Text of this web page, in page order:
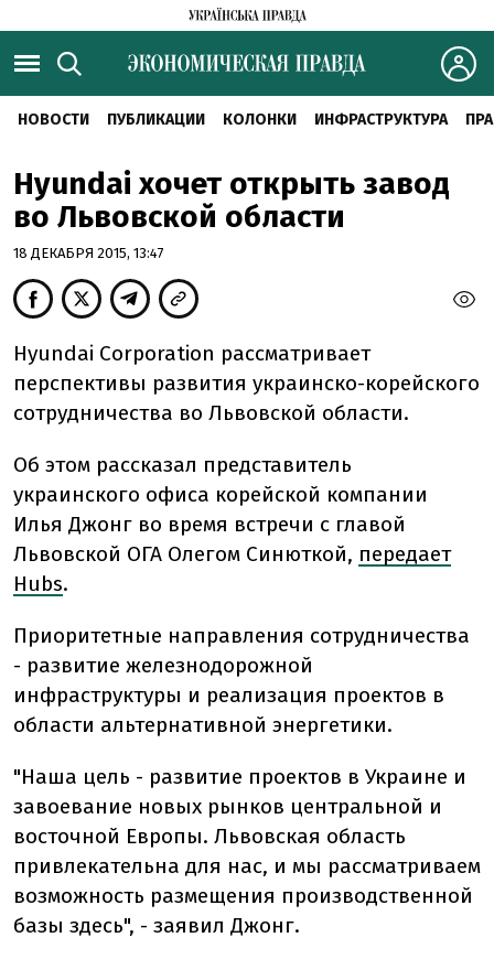
НОВОСТИ ПУБЛИКАЦИИ КОЛОНКИ ИНФРАСТРУКТУРА
Hyundai хочет открыть завод
во Львовской области
18 ДЕКАБРЯ 2015, 13:47
Hyundai Corporation рассматривает
перспективы развития украинско-корейского
сотрудничества во Львовской области.
Об этом рассказал представитель
украинского офиса корейской компании
Илья Джонг во время встречи с главой
Львовской ОГА Олегом Синюткой, передает
Hubs.
Приоритетные направления сотрудничества
- развитие железнодорожной
инфраструктуры и реализация проектов в
области альтернативной энергетики.
"Наша цель - развитие проектов в Украине и
завоевание новых рынков центральной и
восточной Европы. Львовская область
привлекательна для нас, и мы рассматриваем
возможность размещения производственной
базы здесь", - заявил Джонг.